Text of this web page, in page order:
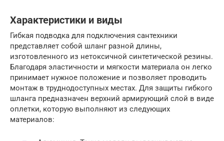
Характеристики и виды
Гибкая подводка для подключения сантехники
представляет собой шланг разной длины,
изготовленного из нетоксичной синтетической резины.
Благодаря эластичности и мягкости материала он легко
принимает нужное положение и позволяет проводить
монтаж в труднодоступных местах. Для защиты гибкого
шланга предназначен верхний армирующий слой в виде
оплетки, которую выполняют из следующих
материалов: